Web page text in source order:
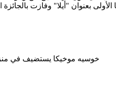
الأولى بعنوان "أيلا" وفازت بالجائزة
خوسيه موخيكا يستضيف في